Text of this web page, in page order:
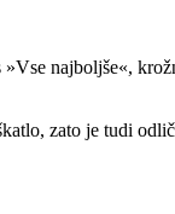
najboljše«,
zato je tudi